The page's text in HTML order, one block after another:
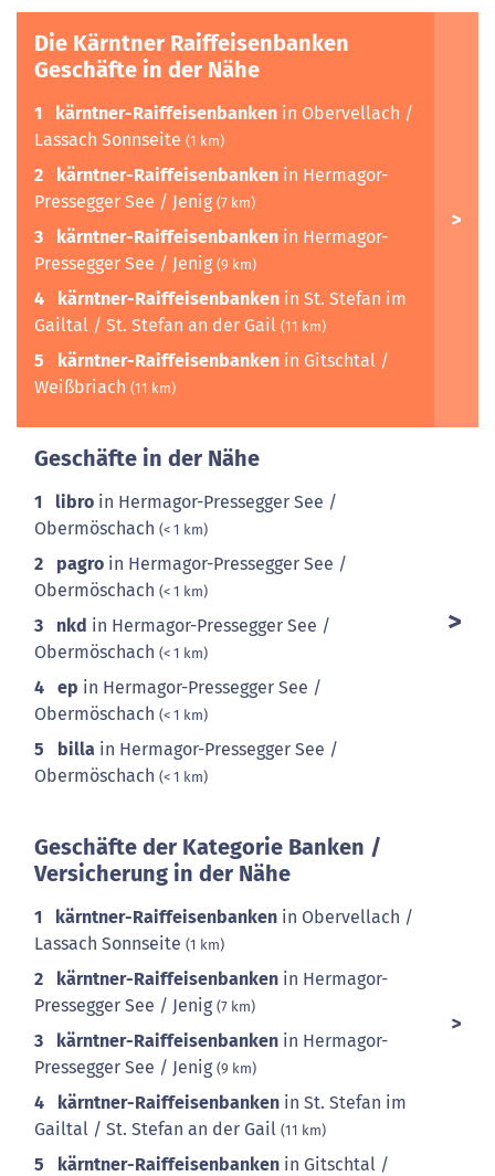
Die Kärntner Raiffeisenbanken
Geschäfte in der Nähe
1 kärntner-Raiffeisenbanken in Obervellach /
Lassach Sonnseite (1 km)
2 kärntner-Raiffeisenbanken in Hermagor-
Pressegger See / Jenig (7 km)
3 kärntner-Raiffeisenbanken in Hermagor-
Pressegger See / Jenig (9 km)
4 kärntner-Raiffeisenbanken in St. Stefan im
Gailtal / St. Stefan an der Gail (11 km)
5 kärntner-Raiffeisenbanken in Gitschtal /
Weißbriach (11 km)
Geschäfte in der Nähe
1 libro in Hermagor-Pressegger See /
Obermöschach (< 1 km)
2 pagro in Hermagor-Pressegger See /
Obermöschach (< 1 km)
3 nkd in Hermagor-Pressegger See /
Obermöschach (< 1 km)
4 ep in Hermagor-Pressegger See /
Obermöschach (< 1 km)
5 billa in Hermagor-Pressegger See /
Obermöschach (< 1 km)
Geschäfte der Kategorie Banken /
Versicherung in der Nähe
1 kärntner-Raiffeisenbanken in Obervellach /
Lassach Sonnseite (1 km)
2 kärntner-Raiffeisenbanken in Hermagor-
Pressegger See / Jenig (7 km)
3 kärntner-Raiffeisenbanken in Hermagor-
Pressegger See / Jenig (9 km)
4 kärntner-Raiffeisenbanken in St. Stefan im
Gailtal / St. Stefan an der Gail (11 km)
5 kärntner-Raiffeisenbanken in Gitschtal /